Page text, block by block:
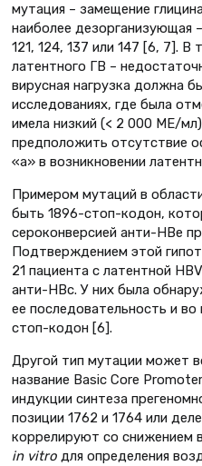
мутация – замещение
наиболее дезорганизующая
121, 124, 137 или 147 [6, 7]. В
латентного ГВ –
вирусная нагрузка должна
исследованиях, где была
имела низкий (< 2 000 МЕ/
предположить отсутствие
«а» в возникновении
Примером мутаций в
быть 1896-стоп-кодон,
сероконверсией анти-НВе
Подтверждением этой
21 пациента с латентной
анти-НВс. У них была
ее последовательность и во
стоп-кодон [6].
Другой тип мутации может
название Basic Core
индукции синтеза
позиции 1762 и 1764 или
коррелируют со снижением
in vitro для определения